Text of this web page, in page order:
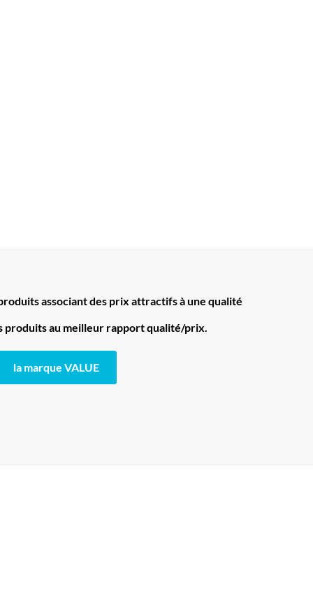
associant des prix attractifs à une qualité
produits au meilleur rapport qualité/prix.
la marque VALUE